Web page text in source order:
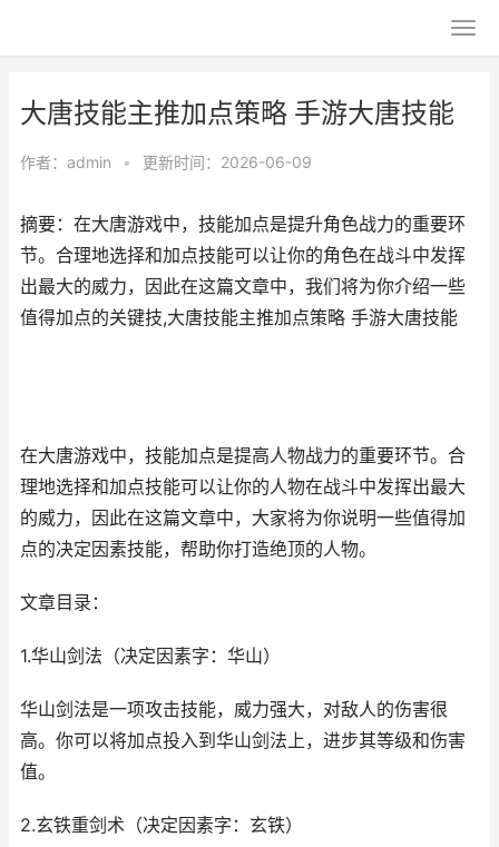
大唐技能主推加点策略 手游大唐技能
作者： admin • 更新时间：2026-06-09
摘要：在大唐游戏中，技能加点是提升角色战力的重要环
节。合理地选择和加点技能可以让你的角色在战斗中发挥
出最大的威力，因此在这篇文章中，我们将为你介绍一些
值得加点的关键技,大唐技能主推加点策略 手游大唐技能
在大唐游戏中，技能加点是提高人物战力的重要环节。合
理地选择和加点技能可以让你的人物在战斗中发挥出最大
的威力，因此在这篇文章中，大家将为你说明一些值得加
点的决定因素技能，帮助你打造绝顶的人物。
文章目录：
1.华山剑法（决定因素字：华山）
华山剑法是一项攻击技能，威力强大，对敌人的伤害很
高。你可以将加点投入到华山剑法上，进步其等级和伤害
值。
2.玄铁重剑术（决定因素字：玄铁）